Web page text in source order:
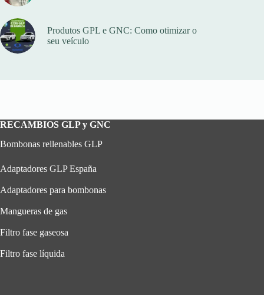
Produtos GPL e GNC: Como otimizar o
seu veículo
RECAMBIOS GLP y GNC
Bombonas rellenables GLP
Adaptadores GLP España
Adaptadores para bombonas
Mangueras de gas
Filtro fase gaseosa
Filtro fase líquida